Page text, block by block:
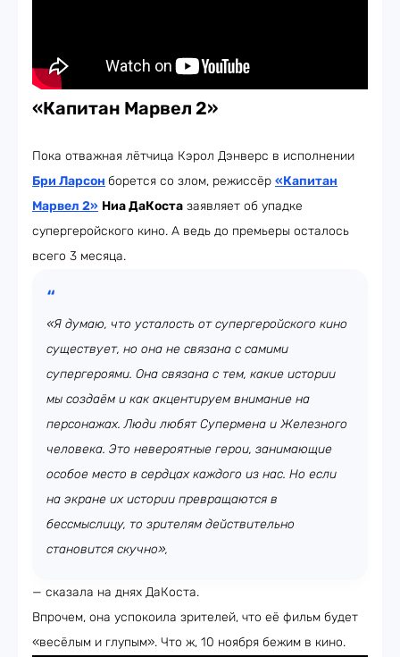
«Капитан Марвел 2»
Пока отважная лётчица Кэрол Дэнверс в исполнении
Бри Ларсон борется со злом, режиссёр «Капитан
Марвел 2» Ниа ДаКоста заявляет об упадке
супергеройского кино. А ведь до премьеры осталось
всего 3 месяца.
«Я думаю, что усталость от супергеройского кино
существует, но она не связана с самими
супергероями. Она связана с тем, какие истории
мы создаём и как акцентируем внимание на
персонажах. Люди любят Супермена и Железного
человека. Это невероятные герои, занимающие
особое место в сердцах каждого из нас. Но если
на экране их истории превращаются в
бессмыслицу, то зрителям действительно
становится скучно»,
— сказала на днях ДаКоста.
Впрочем, она успокоила зрителей, что её фильм будет
«весёлым и глупым». Что ж, 10 ноября бежим в кино.